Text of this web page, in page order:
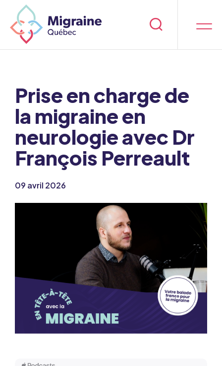
Prise en charge de
la migraine en
neurologie avec Dr
François Perreault
09 avril 2026